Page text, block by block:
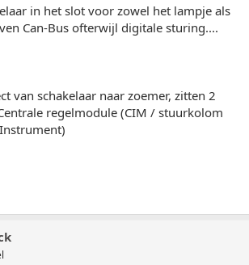
in het slot voor zowel het lampje als
Can-Bus ofterwijl digitale sturing....
van schakelaar naar zoemer, zitten 2
regelmodule (CIM / stuurkolom